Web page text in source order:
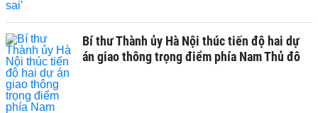
Bí thư Thành ủy Hà Nội thúc tiến độ hai dự
án giao thông trọng điểm phía Nam Thủ đô